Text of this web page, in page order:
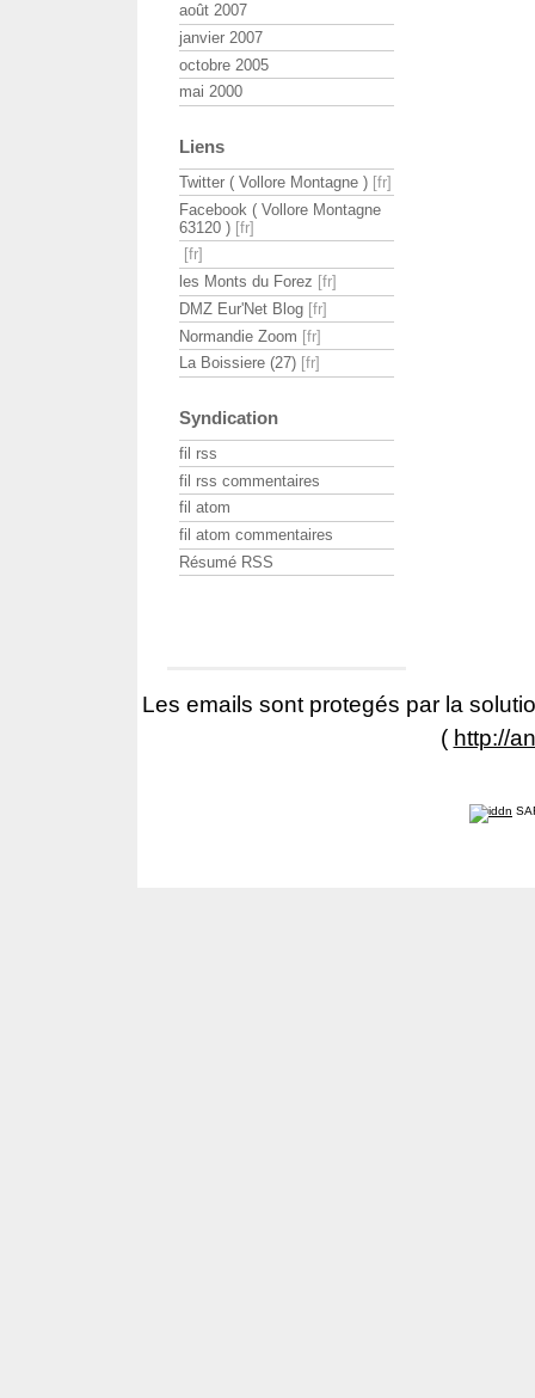
août 2007
janvier 2007
octobre 2005
mai 2000
Liens
Twitter ( Vollore Montagne )
Facebook ( Vollore Montagne
63120 )
les Monts du Forez
DMZ Eur'Net Blog
Normandie Zoom
La Boissiere (27)
Syndication
fil rss
fil rss commentaires
fil atom
fil atom commentaires
Résumé RSS
Les emails sont protegés par la
( http://